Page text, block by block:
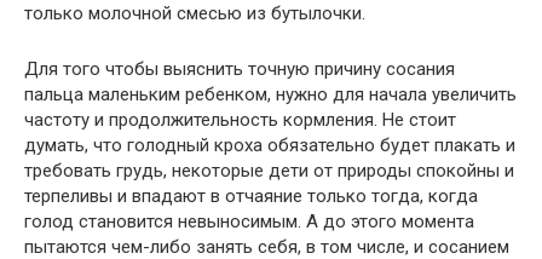
только молочной смесью из бутылочки.
Для того чтобы выяснить точную причину сосания
пальца маленьким ребенком, нужно для начала увеличить
частоту и продолжительность кормления. Не стоит
думать, что голодный кроха обязательно будет плакать и
требовать грудь, некоторые дети от природы спокойны и
терпеливы и впадают в отчаяние только тогда, когда
голод становится невыносимым. А до этого момента
пытаются чем-либо занять себя, в том числе, и сосанием